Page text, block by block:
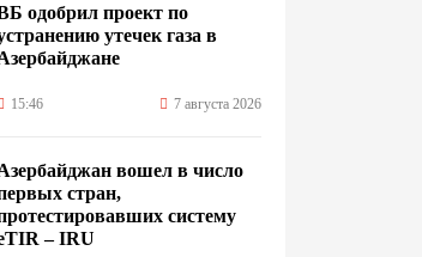
одобрил проект по
утечек газа в
15:46 7 августа 2026
вошел в число
стран,
систему
– IRU